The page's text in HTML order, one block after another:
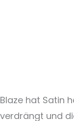
Blaze hat Satin
verdrängt und